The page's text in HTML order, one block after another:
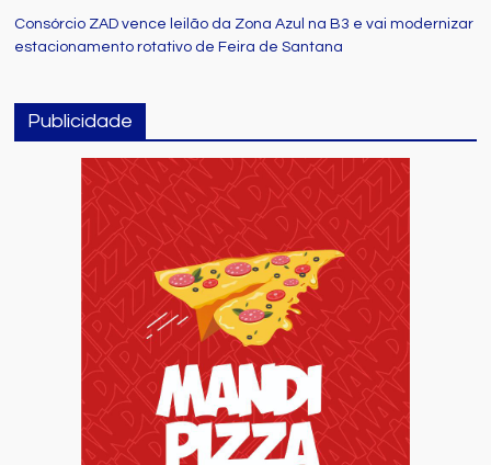
Consórcio ZAD vence leilão da Zona Azul na B3 e vai modernizar
estacionamento rotativo de Feira de Santana
Publicidade